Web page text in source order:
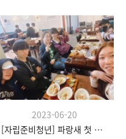
2023-06-20
[자립준비청년] 파랑새 첫 모임